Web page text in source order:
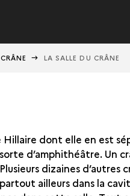
LA SALLE DU CRÂNE
Hillaire dont elle en est
d’amphithéâtre. Un
dizaines
ailleurs dans la